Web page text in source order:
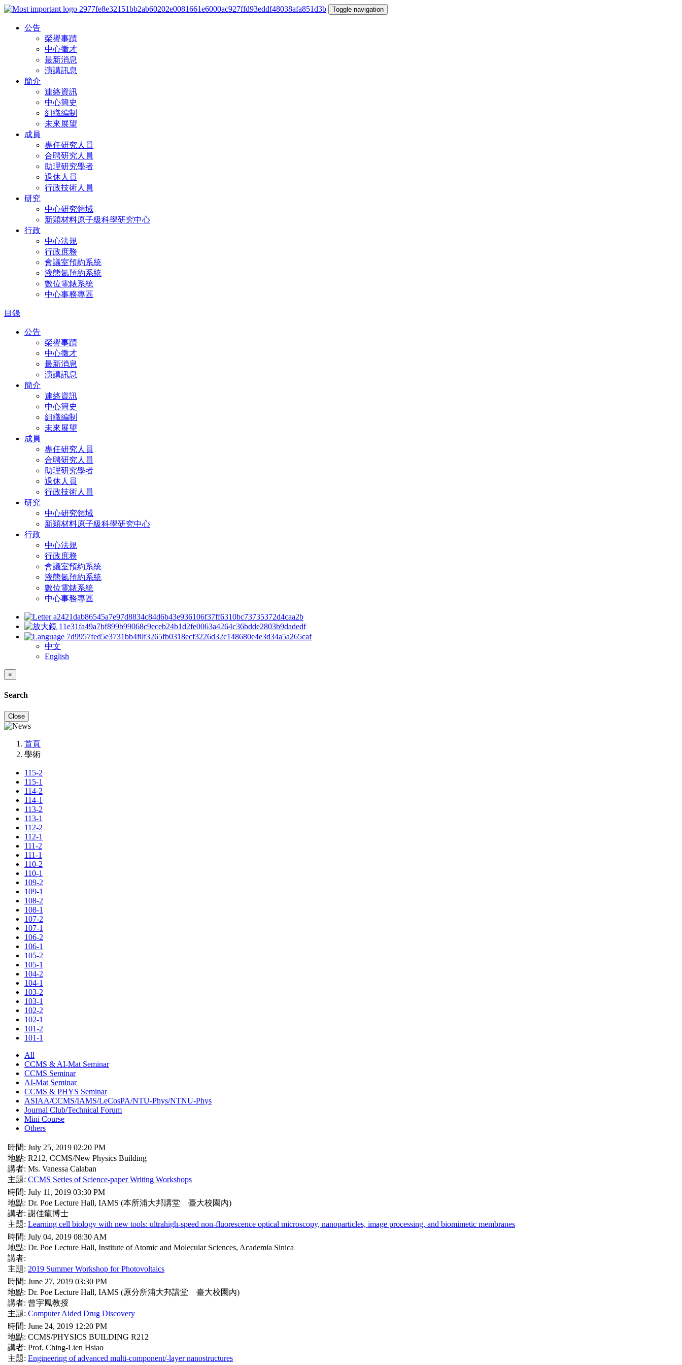
Toggle navigation
公告
榮譽事蹟
中心徵才
最新消息
演講訊息
簡介
連絡資訊
中心簡史
組織編制
未來展望
成員
專任研究人員
合聘研究人員
助理研究學者
退休人員
行政技術人員
研究
中心研究領域
新穎材料原子級科學研究中心
行政
中心法規
行政庶務
會議室預約系統
液態氮預約系統
數位電錶系統
中心事務專區
目錄
公告
榮譽事蹟
中心徵才
最新消息
演講訊息
簡介
連絡資訊
中心簡史
組織編制
未來展望
成員
專任研究人員
合聘研究人員
助理研究學者
退休人員
行政技術人員
研究
中心研究領域
新穎材料原子級科學研究中心
行政
中心法規
行政庶務
會議室預約系統
液態氮預約系統
數位電錶系統
中心事務專區
中文
English
×
Search
Close
首頁
學術
115-2
115-1
114-2
114-1
113-2
113-1
112-2
112-1
111-2
111-1
110-2
110-1
109-2
109-1
108-2
108-1
107-2
107-1
106-2
106-1
105-2
105-1
104-2
104-1
103-2
103-1
102-2
102-1
101-2
101-1
All
CCMS & AI-Mat Seminar
CCMS Seminar
AI-Mat Seminar
CCMS & PHYS Seminar
ASIAA/CCMS/IAMS/LeCosPA/NTU-Phys/NTNU-Phys
Journal Club/Technical Forum
Mini Course
Others
時間: July 25, 2019 02:20 PM
地點: R212, CCMS/New Physics Building
講者: Ms. Vanessa Calaban
主題: CCMS Series of Science-paper Writing Workshops
時間: July 11, 2019 03:30 PM
地點: Dr. Poe Lecture Hall, IAMS (本所浦大邦講堂 臺大校園內)
講者: 謝佳龍博士
主題: Learning cell biology with new tools: ultrahigh-speed non-fluorescence optical microscopy, nanoparticles, image processing, and biomimetic membranes
時間: July 04, 2019 08:30 AM
地點: Dr. Poe Lecture Hall, Institute of Atomic and Molecular Sciences, Academia Sinica
講者:
主題: 2019 Summer Workshop for Photovoltaics
時間: June 27, 2019 03:30 PM
地點: Dr. Poe Lecture Hall, IAMS (原分所浦大邦講堂 臺大校園內)
講者: 曾宇鳳教授
主題: Computer Aided Drug Discovery
時間: June 24, 2019 12:20 PM
地點: CCMS/PHYSICS BUILDING R212
講者: Prof. Ching-Lien Hsiao
主題: Engineering of advanced multi-component/-layer nanostructures